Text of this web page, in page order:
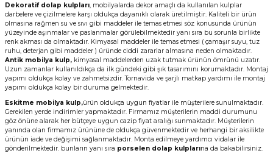
Dekoratif dolap kulpları, mobilyalarda dekor amaçlı da kullanılan kulplar
darbelere ve çizilmelere karşı oldukça dayanıklı olarak üretilmiştir. Kaliteli bir ürün
olmasına rağmen su ve sıvı gibi maddeler ile temas etmesi söz konusunda ürünün
yüzeyinde aşınmalar ve paslanmalar görülebilmektedir yanı sıra bu sorunla birlikte
renk akması da olmaktadır. Kimyasal maddeler ile temas etmesi ( çamaşır suyu, tuz
ruhu, deterjan gibi maddeler ) üründe ciddi zararlar almasına neden olmaktadır.
Antik mobilya kulp, kimyasal maddelerden uzak tutmak ürünün ömrünü uzatır.
Uzun zamanlar kullanıldıkça da ilk gündeki gibi şık tasarımını korumaktadır. Montaj
yapımı oldukça kolay ve zahmetsizdir. Tornavida ve şarjlı matkap yardımı ile montaj
yapımı oldukça kolay bir duruma gelmektedir.
Eskitme mobilya kulp,ürün oldukça uygun fiyatlar ile müşterilere sunulmaktadır.
Gerekilen yerde indirimler yapmaktadır. Firmamız müşterilerin maddi durumunu
göz önüne alarak her bütçeye uygun cazip fiyat aralığı sunmaktadır. Müşterilerin
yanında olan firmamız ürününe de oldukça güvenmektedir ve herhangi bir aksilikte
ürünün iade ve değişimi sağlanmaktadır. Monta edilmeye yardımcı vidalar ile
gönderilmektedir. bunların yanı sıra porselen dolap kulplarına da bakabilirsiniz.